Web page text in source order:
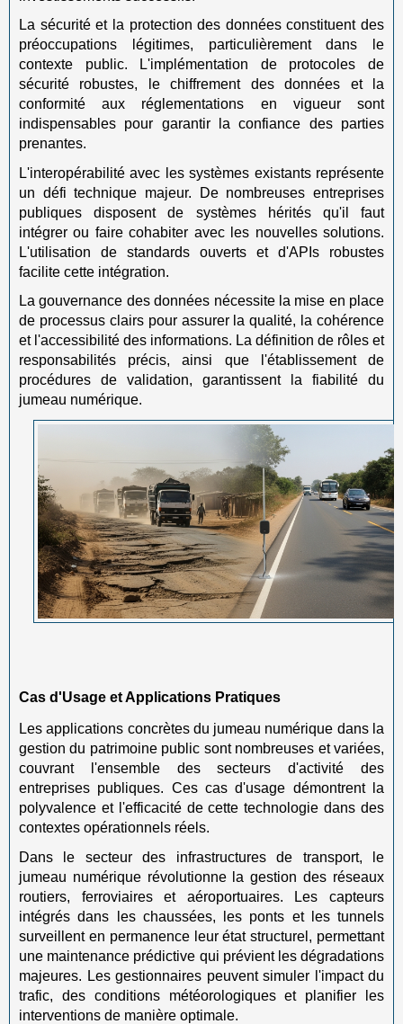
La sécurité et la protection des données constituent des
préoccupations légitimes, particulièrement dans le
contexte public. L'implémentation de protocoles de
sécurité robustes, le chiffrement des données et la
conformité aux réglementations en vigueur sont
indispensables pour garantir la confiance des parties
prenantes.
L'interopérabilité avec les systèmes existants représente
un défi technique majeur. De nombreuses entreprises
publiques disposent de systèmes hérités qu'il faut
intégrer ou faire cohabiter avec les nouvelles solutions.
L'utilisation de standards ouverts et d'APIs robustes
facilite cette intégration.
La gouvernance des données nécessite la mise en place
de processus clairs pour assurer la qualité, la cohérence
et l'accessibilité des informations. La définition de rôles et
responsabilités précis, ainsi que l'établissement de
procédures de validation, garantissent la fiabilité du
jumeau numérique.
Cas d'Usage et Applications Pratiques
Les applications concrètes du jumeau numérique dans la
gestion du patrimoine public sont nombreuses et variées,
couvrant l'ensemble des secteurs d'activité des
entreprises publiques. Ces cas d'usage démontrent la
polyvalence et l'efficacité de cette technologie dans des
contextes opérationnels réels.
Dans le secteur des infrastructures de transport, le
jumeau numérique révolutionne la gestion des réseaux
routiers, ferroviaires et aéroportuaires. Les capteurs
intégrés dans les chaussées, les ponts et les tunnels
surveillent en permanence leur état structurel, permettant
une maintenance prédictive qui prévient les dégradations
majeures. Les gestionnaires peuvent simuler l'impact du
trafic, des conditions météorologiques et planifier les
interventions de manière optimale.